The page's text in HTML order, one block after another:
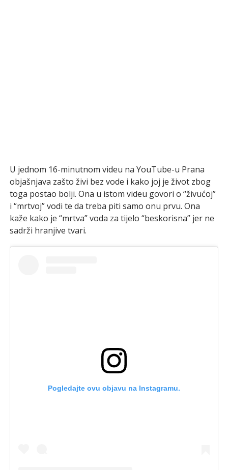
U jednom 16-minutnom videu na YouTube-u Prana
objašnjava zašto živi bez vode i kako joj je život zbog
toga postao bolji. Ona u istom videu govori o “živućoj”
i “mrtvoj” vodi te da treba piti samo onu prvu. Ona
kaže kako je “mrtva” voda za tijelo “beskorisna” jer ne
sadrži hranjive tvari.
Pogledajte ovu objavu na Instagramu.